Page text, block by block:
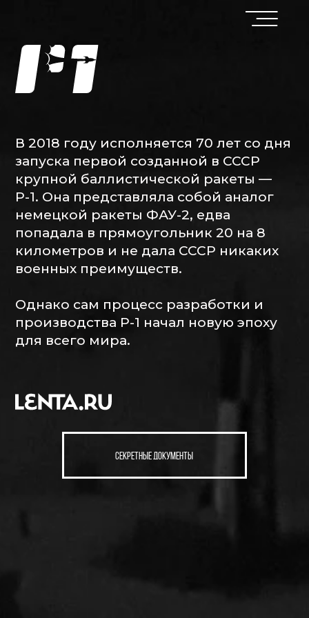
В 2018 году исполняется 70 лет со дня
запуска первой созданной в СССР
крупной баллистической ракеты —
Р-1. Она представляла собой аналог
немецкой ракеты ФАУ-2, едва
попадала в прямоугольник 20 на 8
километров и не дала СССР никаких
военных преимуществ.
Однако сам процесс разработки и
производства Р-1 начал новую эпоху
для всего мира.
секретные документы